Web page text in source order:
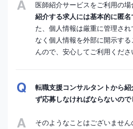
医師紹介サービスをご利用の場
紹介する求人には基本的に匿名
た、個人情報は厳重に管理さ
なく個人情報を外部に開示す
んので、安心してご利用くださ
転職支援コンサルタントから
ず応募しなければならないので
そのようなことはございませ